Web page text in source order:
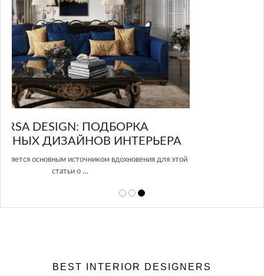
GLAZOV DESIGN GROUP – УНИКАЛЬНЫЙ
ПОДХОД К ДИЗАЙНУ
Glazov Design Group- это одна из лучших студий дизайна интерьера
BEST INTERIOR DESIGNERS